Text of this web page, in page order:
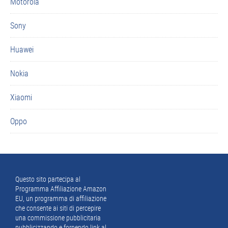
Sony
Huawei
Nokia
Xiaomi
Oppo
Footer
Questo sito partecipa al
Programma Affiliazione Amazon
EU, un programma di affiliazione
che consente ai siti di percepire
una commissione pubblicitaria